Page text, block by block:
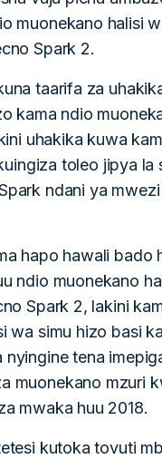
muonekano halisi
Spark 2.
taarifa za
kama ndio
uhakika kuwa
toleo jipya la
ndani ya
hapo hawali bado
ndio muonekano
Spark 2, lakini
wa simu hizo basi
nyingine tena
muonekano mzuri
mwaka huu 2018.
kutoka tovuti